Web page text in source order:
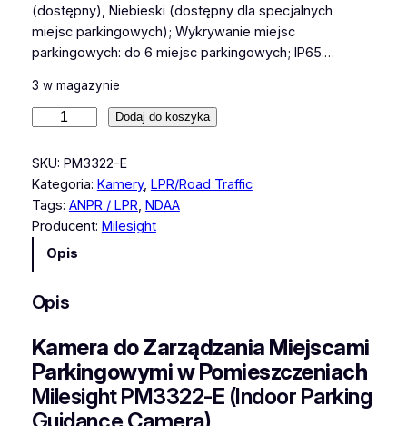
(dostępny), Niebieski (dostępny dla specjalnych
miejsc parkingowych); Wykrywanie miejsc
parkingowych: do 6 miejsc parkingowych; IP65.…
3 w magazynie
o
ś
ć
K
a
r
d
o
z
a
Dodaj do koszyka
SKU: PM3322-E
Kategoria: Kamery, LPR/Road Traffic
Tags: ANPR / LPR, NDAA
Producent: Milesight
Opis
Opis
Kamera do Zarządzania Miejscami
Parkingowymi w Pomieszczeniach
Milesight PM3322-E (Indoor Parking